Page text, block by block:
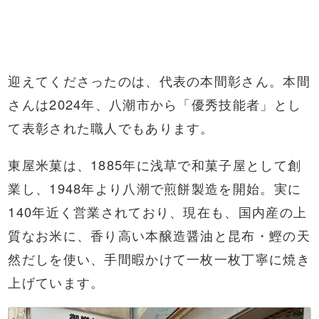
迎えてくださったのは、代表の本間彰さん。本間
さんは2024年、八潮市から「優秀技能者」とし
て表彰された職人でもあります。
東屋米菓は、1885年に浅草で和菓子屋として創
業し、1948年より八潮で煎餅製造を開始。実に
140年近く営業されており、現在も、国内産の上
質なお米に、香り高い本醸造醤油と昆布・鰹の天
然だしを使い、手間暇かけて一枚一枚丁寧に焼き
上げています。